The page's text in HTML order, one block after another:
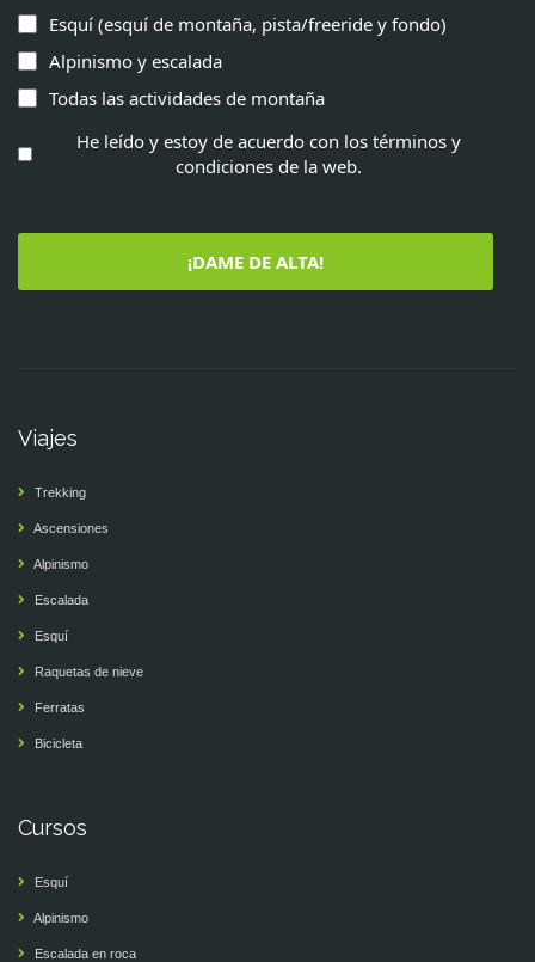
Esquí (esquí de montaña, pista/freeride y fondo)
Alpinismo y escalada
Todas las actividades de montaña
He leído y estoy de acuerdo con los términos y
condiciones de la web.
¡DAME DE ALTA!
Viajes
Trekking
Ascensiones
Alpinismo
Escalada
Esquí
Raquetas de nieve
Ferratas
Bicicleta
Cursos
Esquí
Alpinismo
Escalada en roca